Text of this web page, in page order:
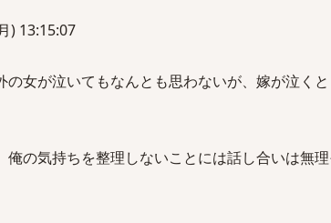
) 13:15:07
女が泣いてもなんとも思わないが、嫁が泣く
の気持ちを整理しないことには話し合いは無